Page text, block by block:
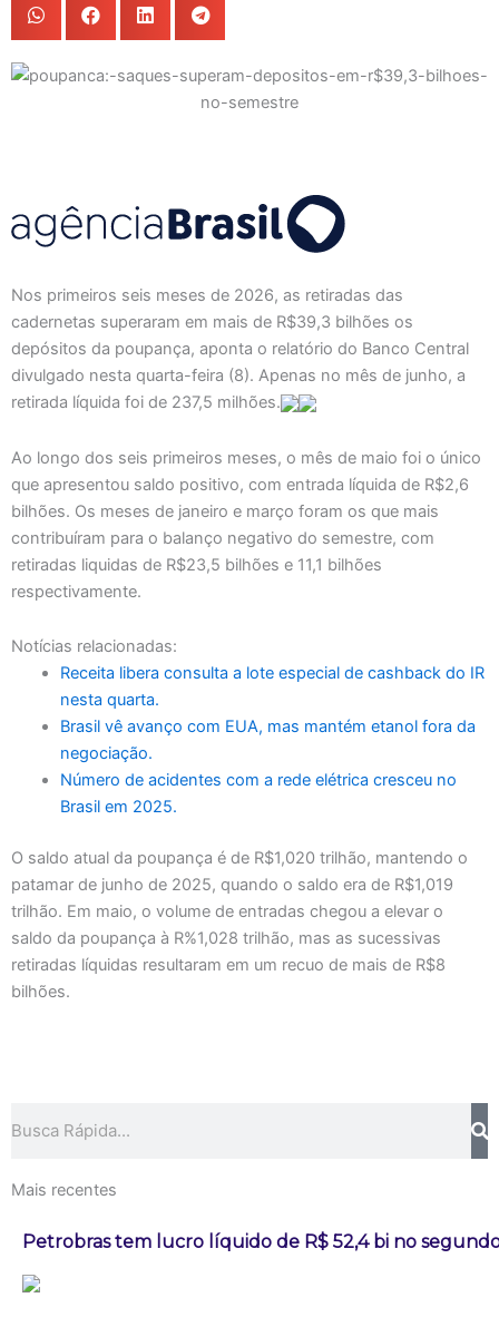
Nos primeiros seis meses de 2026, as retiradas das
cadernetas superaram em mais de R$39,3 bilhões os
depósitos da poupança, aponta o relatório do Banco Central
divulgado nesta quarta-feira (8). Apenas no mês de junho, a
retirada líquida foi de 237,5 milhões.
Ao longo dos seis primeiros meses, o mês de maio foi o único
que apresentou saldo positivo, com entrada líquida de R$2,6
bilhões. Os meses de janeiro e março foram os que mais
contribuíram para o balanço negativo do semestre, com
retiradas liquidas de R$23,5 bilhões e 11,1 bilhões
respectivamente.
Notícias relacionadas:
Receita libera consulta a lote especial de cashback do IR
nesta quarta.
Brasil vê avanço com EUA, mas mantém etanol fora da
negociação.
Número de acidentes com a rede elétrica cresceu no
Brasil em 2025.
O saldo atual da poupança é de R$1,020 trilhão, mantendo o
patamar de junho de 2025, quando o saldo era de R$1,019
trilhão. Em maio, o volume de entradas chegou a elevar o
saldo da poupança à R%1,028 trilhão, mas as sucessivas
retiradas líquidas resultaram em um recuo de mais de R$8
bilhões.
Mais recentes
Petrobras tem lucro líquido de R$ 52,4 bi no